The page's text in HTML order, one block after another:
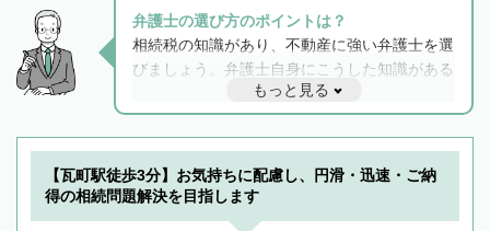
弁護士の選び方のポイントは？
相続税の知識があり、不動産に強い弁護士を選
びましょう。弁護士自身にこうした知識がある
と他士業との連携もスムーズに進み、トラブル
解決のみならず相続をトータルで任せることが
できます。また、相続は感情がからむ分野なの
でフィーリングも重要です。実際に電話や面談
で複数の弁護士と会話をしてウマが合う方に依
もっと見る
【瓦町駅徒歩3分】お気持ちに配慮し、円滑・迅速・ご納
得の相続問題解決を目指します